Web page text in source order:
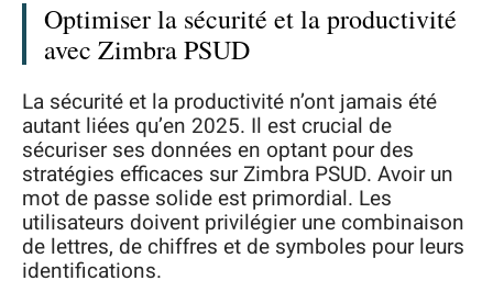
Optimiser la sécurité et la productivité
avec Zimbra PSUD
La sécurité et la productivité n’ont jamais été
autant liées qu’en 2025. Il est crucial de
sécuriser ses données en optant pour des
stratégies efficaces sur Zimbra PSUD. Avoir un
mot de passe solide est primordial. Les
utilisateurs doivent privilégier une combinaison
de lettres, de chiffres et de symboles pour leurs
identifications.